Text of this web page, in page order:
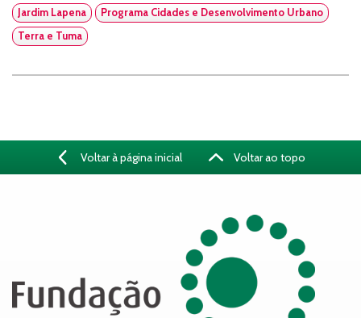
Jardim Lapena
Programa Cidades e Desenvolvimento Urbano
Terra e Tuma
Voltar à página inicial Voltar ao topo